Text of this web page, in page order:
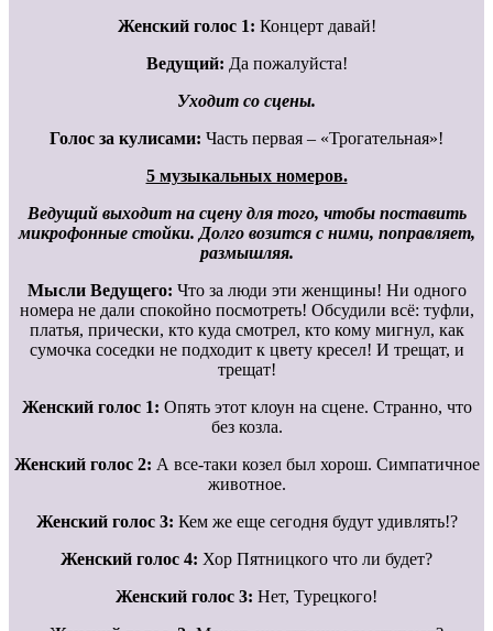
Женский голос 1: Концерт давай!
Ведущий: Да пожалуйста!
Уходит со сцены.
Голос за кулисами: Часть первая – «Трогательная»!
5 музыкальных номеров.
Ведущий выходит на сцену для того, чтобы поставить
микрофонные стойки. Долго возится с ними, поправляет,
размышляя.
Мысли Ведущего: Что за люди эти женщины! Ни одного
номера не дали спокойно посмотреть! Обсудили всё: туфли,
платья, прически, кто куда смотрел, кто кому мигнул, как
сумочка соседки не подходит к цвету кресел! И трещат, и
трещат!
Женский голос 1: Опять этот клоун на сцене. Странно, что
без козла.
Женский голос 2: А все-таки козел был хорош. Симпатичное
животное.
Женский голос 3: Кем же еще сегодня будут удивлять!?
Женский голос 4: Хор Пятницкого что ли будет?
Женский голос 3: Нет, Турецкого!